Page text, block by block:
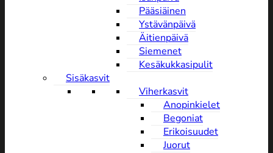
Pääsiäinen
Ystävänpäivä
Äitienpäivä
Siemenet
Kesäkukkasipulit
Sisäkasvit
Viherkasvit
Anopinkielet
Begoniat
Erikoisuudet
Juorut